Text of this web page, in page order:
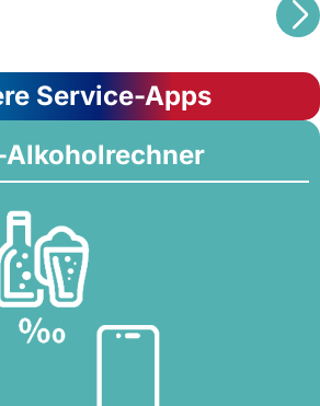
Service-Apps